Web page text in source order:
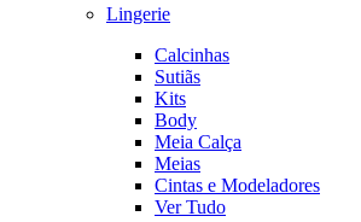
Lingerie
Calcinhas
Sutiãs
Kits
Body
Meia Calça
Meias
Cintas e Modeladores
Ver Tudo